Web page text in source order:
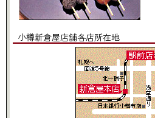
小樽新倉屋店舗各店所在地